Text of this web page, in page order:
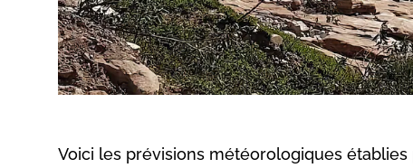
Voici les prévisions météorologiques